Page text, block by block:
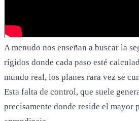
A menudo nos enseñan a buscar la
rígidos donde cada paso esté
mundo real, los planes rara vez se
Esta falta de control, que suele
precisamente donde reside el mayor